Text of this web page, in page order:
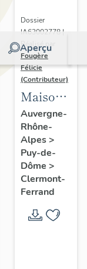
Aperçu
Dossier
IA63002778 |
Réalisé par
Fougère
Félicie
(Contributeur)
Maison,
puis
immeuble
de la
Mutualité,
puis
immeuble
de la
Auvergne-
Rhône-
Alpes>
Puy-de-
Dôme >
Clermont-
Ferrand